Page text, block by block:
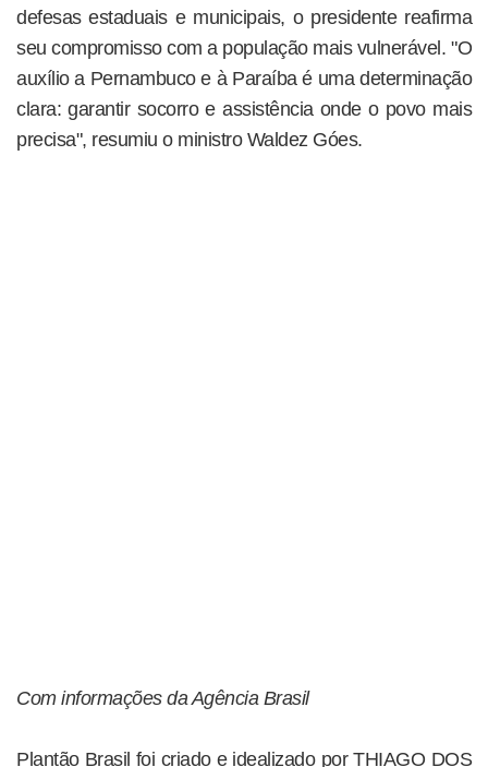
defesas estaduais e municipais, o presidente reafirma
seu compromisso com a população mais vulnerável. "O
auxílio a Pernambuco e à Paraíba é uma determinação
clara: garantir socorro e assistência onde o povo mais
precisa", resumiu o ministro Waldez Góes.
Com informações da Agência Brasil
Plantão Brasil foi criado e idealizado por THIAGO DOS